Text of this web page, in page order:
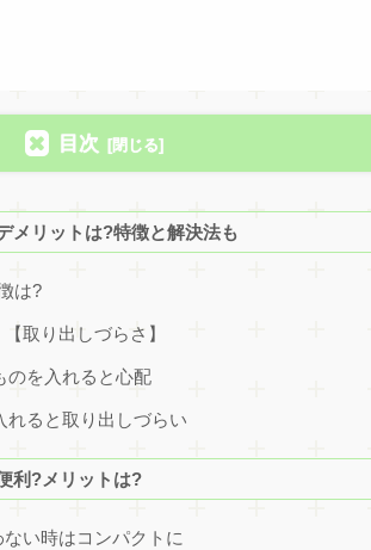
目次
メリットは?特徴と解決法も
は?
取り出しづらさ】
のを入れると心配
れると取り出しづらい
利?メリットは?
い時はコンパクトに